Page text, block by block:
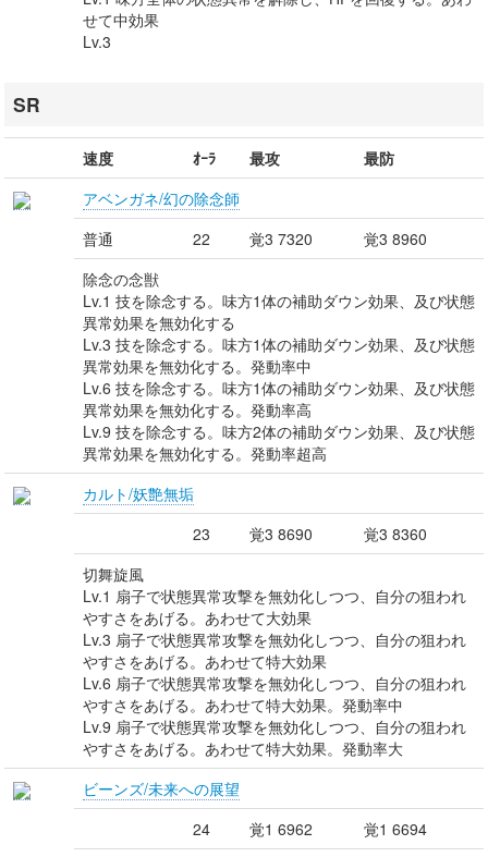
せて中効果
Lv.3
SR
速度 ｵｰﾗ 最攻
最防
アベンガネ/幻の除念師
普通
22 覚3 7320
覚3 8960
除念の念獣
Lv.1 技を除念する。味方1体の補助ダウン効果、及び状態
異常効果を無効化する
Lv.3 技を除念する。味方1体の補助ダウン効果、及び状態
異常効果を無効化する。発動率中
Lv.6 技を除念する。味方1体の補助ダウン効果、及び状態
異常効果を無効化する。発動率高
Lv.9 技を除念する。味方2体の補助ダウン効果、及び状態
異常効果を無効化する。発動率超高
カルト/妖艶無垢
23
覚3 8690
覚3 8360
切舞旋風
Lv.1 扇子で状態異常攻撃を無効化しつつ、自分の狙われ
やすさをあげる。あわせて大効果
Lv.3 扇子で状態異常攻撃を無効化しつつ、自分の狙われ
やすさをあげる。あわせて特大効果
Lv.6 扇子で状態異常攻撃を無効化しつつ、自分の狙われ
やすさをあげる。あわせて特大効果。発動率中
Lv.9 扇子で状態異常攻撃を無効化しつつ、自分の狙われ
やすさをあげる。あわせて特大効果。発動率大
ビーンズ/未来への展望
24
覚1 6962
覚1 6694